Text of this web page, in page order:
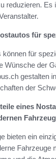
reduzieren.
für
für
Wünsche der
gestalten
der
eines
bieten ein
Fahrzeuge